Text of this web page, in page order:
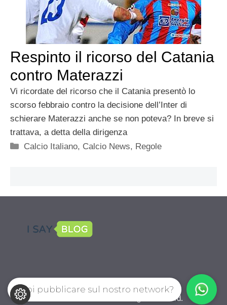
Respinto il ricorso del Catania
contro Materazzi
Vi ricordate del ricorso che il Catania presentò lo
scorso febbraio contro la decisione dell’Inter di
schierare Materazzi anche se non poteva? In breve si
trattava, a detta della dirigenza
Categorie
Calcio Italiano, Calcio News, Regole
CalcioPro.com © 2026. All right reserverd.
Vuoi pubblicare sul nostro network?